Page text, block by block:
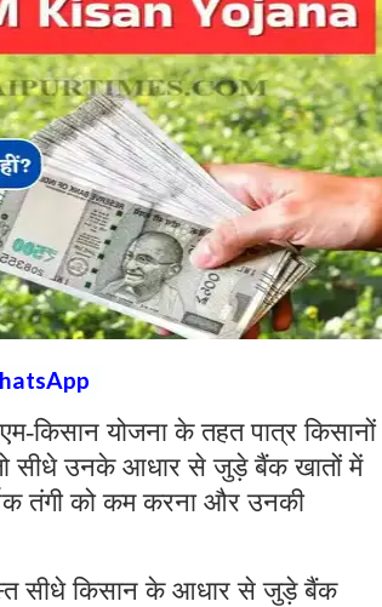
किसान योजना के तहत पात्र किसानों
जो सीधे उनके आधार से जुड़े बैंक खातों में
तंगी को कम करना और उनकी
सीधे किसान के आधार से जुड़े बैंक